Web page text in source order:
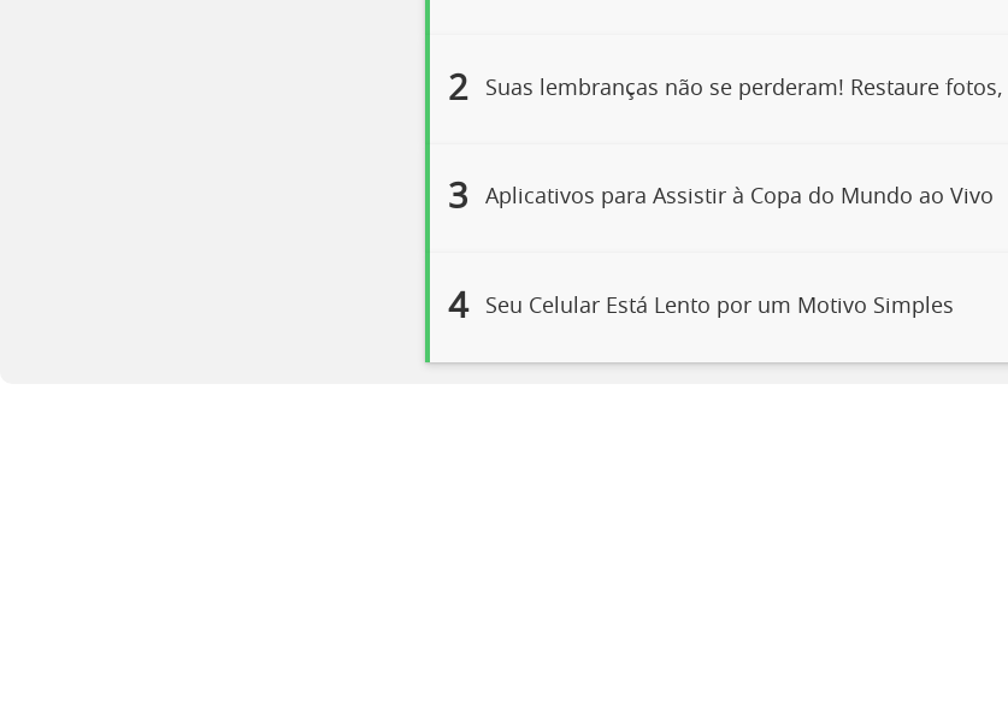
2 Suas lembranças não se perderam! Restaure
3 Aplicativos para Assistir à Copa do Mundo ao Vivo
4 Seu Celular Está Lento por um Motivo Simples